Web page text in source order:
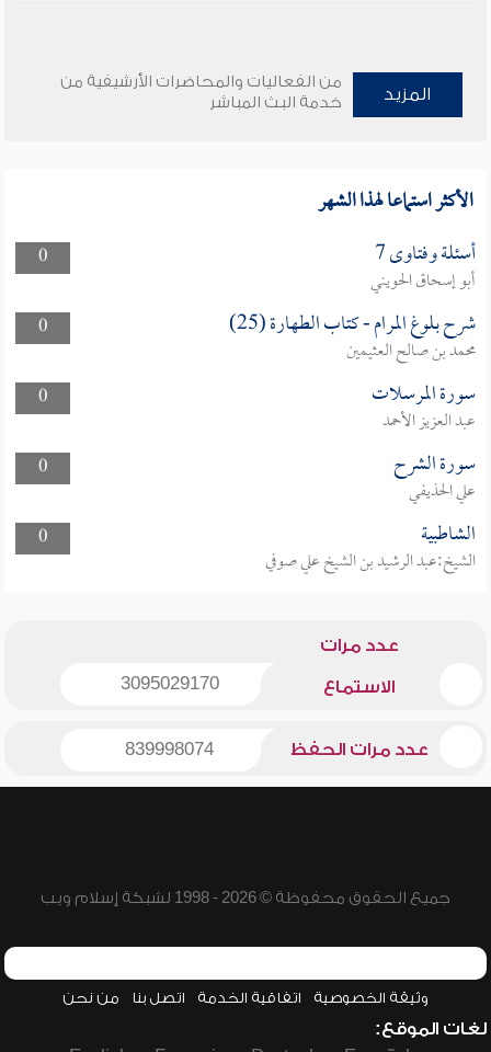
المزيد
من الفعاليات والمحاضرات الأرشيفية من
خدمة البث المباشر
الأكثر استماعا لهذا الشهر
0 أسئلة وفتاوى 7
أبو إسحاق الحويني
0
شرح بلوغ المرام - كتاب الطهارة (25)
محمد بن صالح العثيمين
0
سورة المرسلات
عبد العزيز الأحمد
0
سورة الشرح
علي الحذيفي
0
الشاطبية
الشيخ:عبد الرشيد بن الشيخ علي صوفي
عدد مرات
الاستماع 3095029170
عدد مرات الحفظ 839998074
جميع الحقوق محفوظة © 2026 - 1998 لشبكة إسلام ويب
وثيقة الخصوصية اتفاقية الخدمة اتصل بنا من نحن
لغات الموقع: